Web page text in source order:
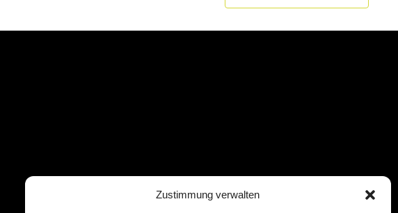
Zustimmung verwalten